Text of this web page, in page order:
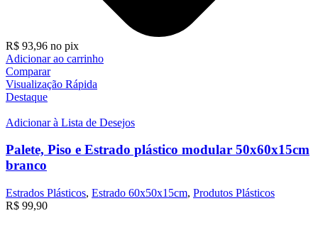
R$ 93,96 no pix
Adicionar ao carrinho
Comparar
Visualização Rápida
Destaque
Adicionar à Lista de Desejos
Palete, Piso e Estrado plástico modular 50x60x15cm
branco
Estrados Plásticos, Estrado 60x50x15cm, Produtos Plásticos
R$ 99,90